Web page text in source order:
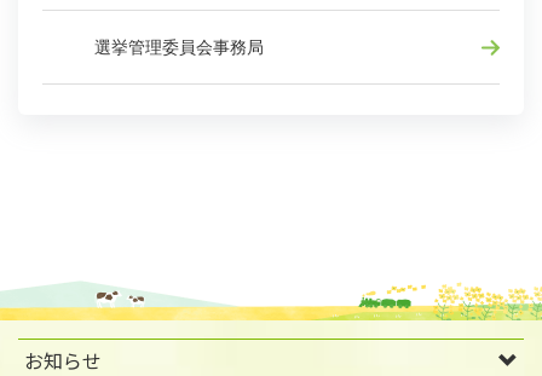
選挙管理委員会事務局
お知らせ